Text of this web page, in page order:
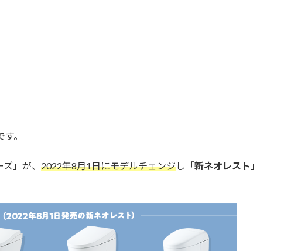
す。
」が、 2022年8月1日にモデルチェンジし
「新ネオレスト」